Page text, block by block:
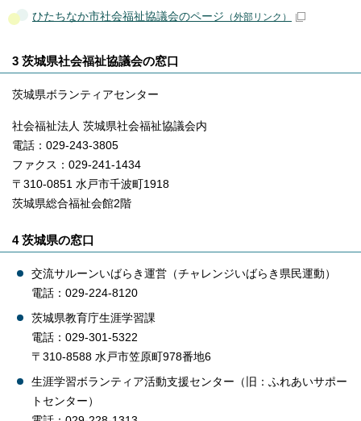
ひたちなか市社会福祉協議会のページ （外部リンク）
3 茨城県社会福祉協議会の窓口
茨城県ボランティアセンター
社会福祉法人 茨城県社会福祉協議会内
電話：029-243-3805
ファクス：029-241-1434
〒310-0851 水戸市千波町1918
茨城県総合福祉会館2階
4 茨城県の窓口
交流サルーンいばらき運営（チャレンジいばらき県民運動）
電話：029-224-8120
茨城県教育庁生涯学習課
電話：029-301-5322
〒310-8588 水戸市笠原町978番地6
生涯学習ボランティア活動支援センター（旧：ふれあいサポー
トセンター）